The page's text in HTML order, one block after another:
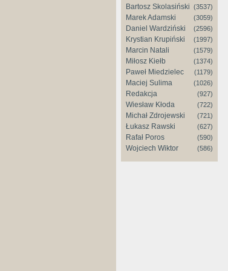
Bartosz Skolasiński (3537)
Marek Adamski (3059)
Daniel Wardziński (2596)
Krystian Krupiński (1997)
Marcin Natali (1579)
Miłosz Kiełb (1374)
Paweł Miedzielec (1179)
Maciej Sulima (1026)
Redakcja (927)
Wiesław Kłoda (722)
Michał Zdrojewski (721)
Łukasz Rawski (627)
Rafał Poros (590)
Wojciech Wiktor (586)